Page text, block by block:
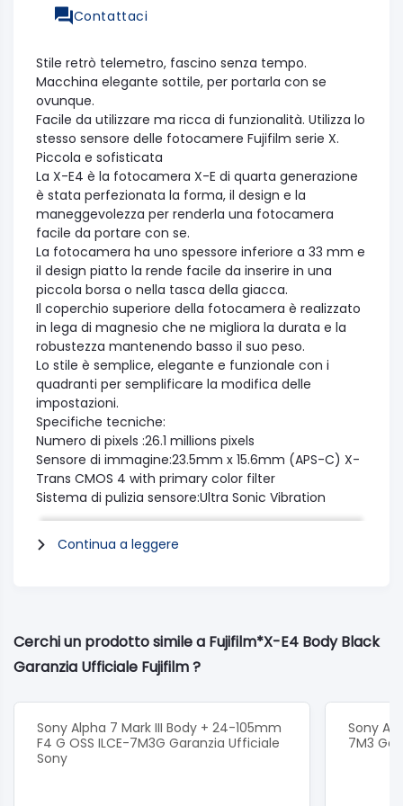
Contattaci
Stile retrò telemetro, fascino senza tempo.
Macchina elegante sottile, per portarla con se
ovunque.
Facile da utilizzare ma ricca di funzionalità. Utilizza lo
stesso sensore delle fotocamere Fujifilm serie X.
Piccola e sofisticata
La X-E4 è la fotocamera X-E di quarta generazione
è stata perfezionata la forma, il design e la
maneggevolezza per renderla una fotocamera
facile da portare con se.
La fotocamera ha uno spessore inferiore a 33 mm e
il design piatto la rende facile da inserire in una
piccola borsa o nella tasca della giacca.
Il coperchio superiore della fotocamera è realizzato
in lega di magnesio che ne migliora la durata e la
robustezza mantenendo basso il suo peso.
Lo stile è semplice, elegante e funzionale con i
quadranti per semplificare la modifica delle
impostazioni.
Specifiche tecniche:
Numero di pixels :26.1 millions pixels
Sensore di immagine:23.5mm x 15.6mm (APS-C) X-
Trans CMOS 4 with primary color filter
Sistema di pulizia sensore:Ultra Sonic Vibration
Slot card:SD Card (~2GB) / SDHC Card (~32GB) /
SDXC Card (~2TB)UHS-I *1
Formato file immagini:JPEG: Exif Ver.2.32 *2 RAW:
Attacco lenti: FUJIFILM X mount
Lcd Monitor:3" (pollici) aspect ratio 3:2, approx. 1.62
monitor(approx. 100% coverage)
Copertura mirino approx: 100%
Autoscatto :10sec. / 2sec.
Modalità flash :TTL (TTL AUTO (P mode) / STANDARD
Continua a leggere
Cerchi un prodotto simile a Fujifilm*X-E4 Body Black
Garanzia Ufficiale Fujifilm ?
Sony Alpha 7 Mark III Body + 24-105mm
F4 G OSS ILCE-7M3G Garanzia Ufficiale
Sony
Sony
7M3